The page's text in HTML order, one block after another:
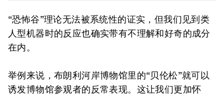
“恐怖谷”理论无法被系统性的证实，但我们见到类
人型机器时的反应也确实带有不理解和好奇的成分
在内。
举例来说，布朗利河岸博物馆里的“贝伦松”就可以
诱发博物馆参观者的反常表现。这让我们更加怀